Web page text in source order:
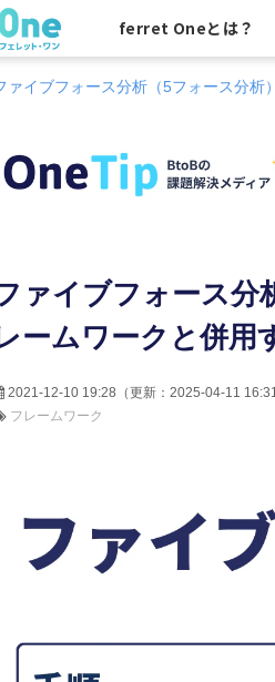
ferret Oneとは？
ァイブフォース分析（5フォース分析
ァイブフォース分
ームワークと併用
2021-12-10 19:28 （更新： 2025-04-11
フレームワーク